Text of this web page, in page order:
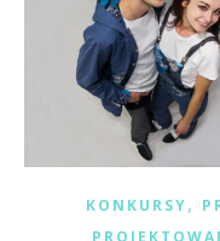
KONKURSY,